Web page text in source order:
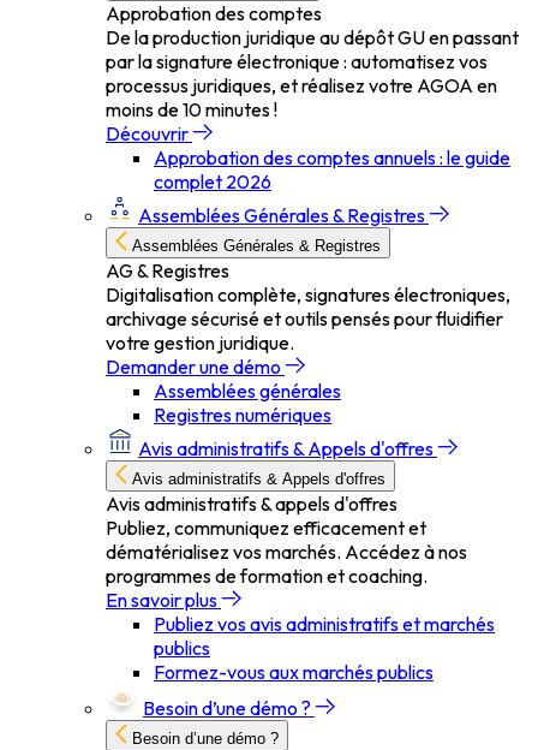
Approbation des comptes
De la production juridique au dépôt GU en passant
par la signature électronique : automatisez vos
processus juridiques, et réalisez votre AGOA en
moins de 10 minutes !
Découvrir
Approbation des comptes annuels : le guide
complet 2026
Assemblées Générales & Registres
Assemblées Générales & Registres
AG & Registres
Digitalisation complète, signatures électroniques,
archivage sécurisé et outils pensés pour fluidifier
votre gestion juridique.
Demander une démo
Assemblées générales
Registres numériques
Avis administratifs & Appels d'offres
Avis administratifs & Appels d'offres
Avis administratifs & appels d'offres
Publiez, communiquez efficacement et
dématérialisez vos marchés. Accédez à nos
programmes de formation et coaching.
En savoir plus
Publiez vos avis administratifs et marchés
publics
Formez-vous aux marchés publics
Besoin d’une démo ?
Besoin d’une démo ?